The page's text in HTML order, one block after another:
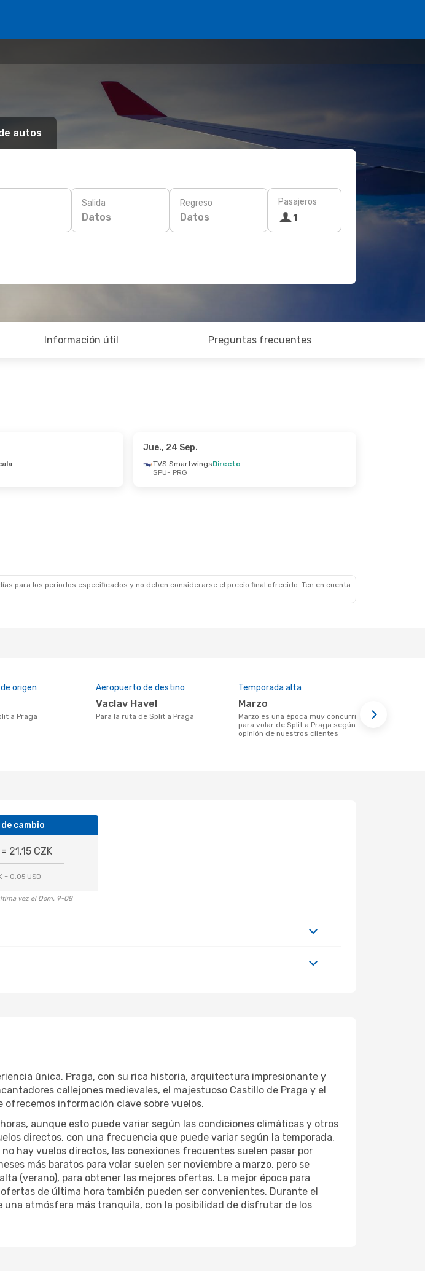
autos
Salida
Datos
Regreso
Datos
Pasajeros
1
Información útil Preguntas frecuentes
Jue., 24 Sep.
TVS SmartwingsDirecto
SPU- PRG
para los periodos especificados y no deben considerarse el precio final ofrecido. Ten en cuenta
origen
a Praga
Aeropuerto de destino
Vaclav Havel
Para la ruta de Split a Praga
Temporada alta
marzo
marzo es una época muy concurrida
para volar de Split a Praga según la
opinión de nuestros clientes
cambio
21.15 CZK
= 0.05 USD
vez el Dom. 9-08
única. Praga, con su rica historia, arquitectura impresionante y
callejones medievales, el majestuoso Castillo de Praga y el
ofrecemos información clave sobre vuelos.
aunque esto puede variar según las condiciones climáticas y otros
directos, con una frecuencia que puede variar según la temporada.
hay vuelos directos, las conexiones frecuentes suelen pasar por
más baratos para volar suelen ser noviembre a marzo, pero se
(verano), para obtener las mejores ofertas. La mejor época para
de última hora también pueden ser convenientes. Durante el
atmósfera más tranquila, con la posibilidad de disfrutar de los